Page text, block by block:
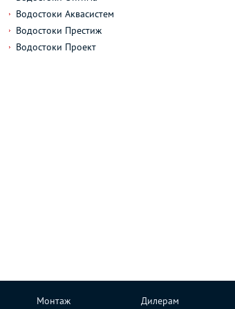
Водостоки Аквасистем
Водостоки Престиж
Водостоки Проект
Монтаж Дилерам